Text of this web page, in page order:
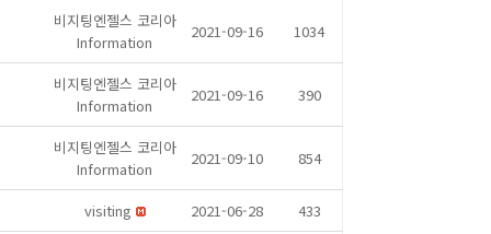
비지팅엔젤스 코리아
Information
2021-09-16 1034
비지팅엔젤스 코리아
Information
2021-09-16 390
비지팅엔젤스 코리아
Information
2021-09-10 854
visiting 2021-06-28 433